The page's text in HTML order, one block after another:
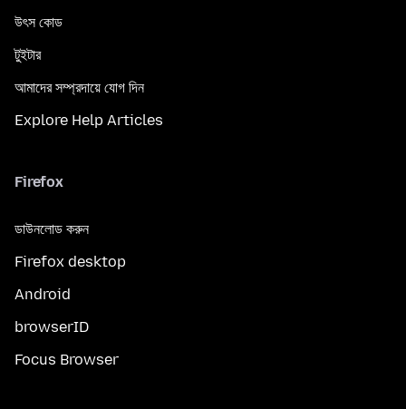
উৎস কোড
টুইটার
আমাদের সম্প্রদায়ে যোগ দিন
Explore Help Articles
Firefox
ডাউনলোড করুন
Firefox desktop
Android
browserID
Focus Browser